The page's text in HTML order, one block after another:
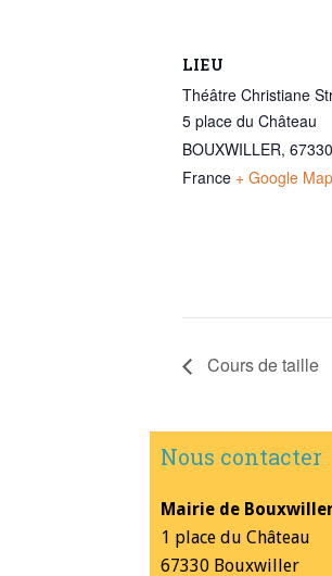
LIEU
Théâtre Christiane
5 place du Château
BOUXWILLER, 67330
France + Google Map
Cours de taille
Nous contacter
Mairie de
1 place du Château
67330 Bouxwiller